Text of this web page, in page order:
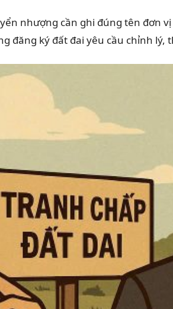
nhượng cần ghi đúng tên đơn
đăng ký đất đai yêu cầu chỉnh